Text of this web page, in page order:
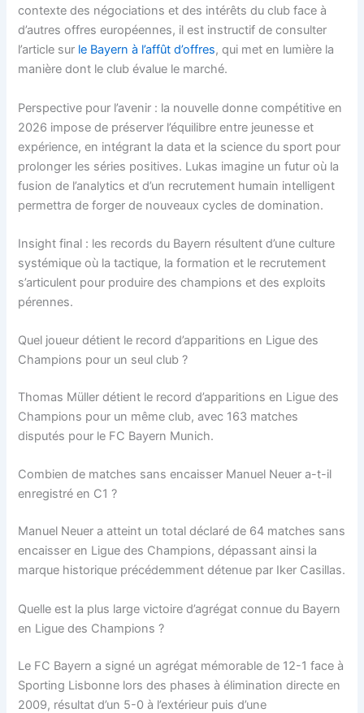
contexte des négociations et des intérêts du club face à
d’autres offres européennes, il est instructif de consulter
l’article sur le Bayern à l’affût d’offres, qui met en lumière la
manière dont le club évalue le marché.
Perspective pour l’avenir : la nouvelle donne compétitive en
2026 impose de préserver l’équilibre entre jeunesse et
expérience, en intégrant la data et la science du sport pour
prolonger les séries positives. Lukas imagine un futur où la
fusion de l’analytics et d’un recrutement humain intelligent
permettra de forger de nouveaux cycles de domination.
Insight final : les records du Bayern résultent d’une culture
systémique où la tactique, la formation et le recrutement
s’articulent pour produire des champions et des exploits
pérennes.
Quel joueur détient le record d’apparitions en Ligue des
Champions pour un seul club ?
Thomas Müller détient le record d’apparitions en Ligue des
Champions pour un même club, avec 163 matches
disputés pour le FC Bayern Munich.
Combien de matches sans encaisser Manuel Neuer a-t-il
enregistré en C1 ?
Manuel Neuer a atteint un total déclaré de 64 matches sans
encaisser en Ligue des Champions, dépassant ainsi la
marque historique précédemment détenue par Iker Casillas.
Quelle est la plus large victoire d’agrégat connue du Bayern
en Ligue des Champions ?
Le FC Bayern a signé un agrégat mémorable de 12-1 face à
Sporting Lisbonne lors des phases à élimination directe en
2009, résultat d’un 5-0 à l’extérieur puis d’une